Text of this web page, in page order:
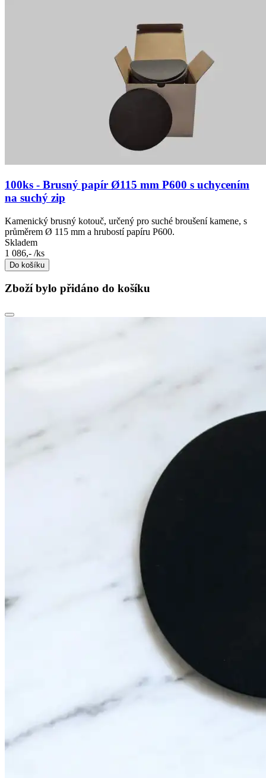
100ks - Brusný papír Ø115 mm P600 s uchycením
na suchý zip
Kamenický brusný kotouč, určený pro suché broušení kamene, s
průměrem Ø 115 mm a hrubostí papíru P600.
Skladem
1 086,- /ks
Do košíku
Zboží bylo přidáno do košíku